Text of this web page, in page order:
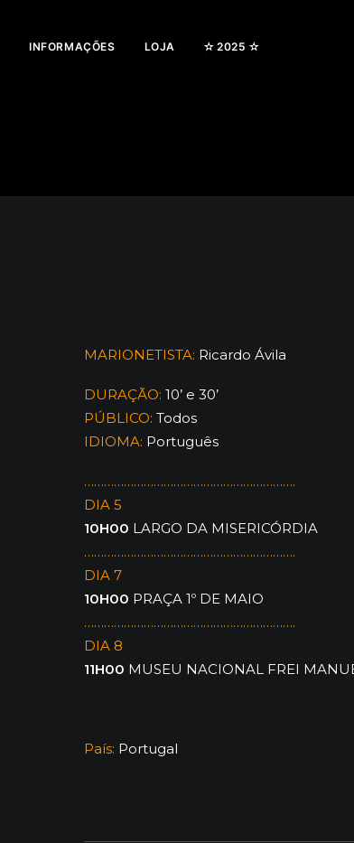
INFORMAÇÕES LOJA ✫ 2025 ✫
MARIONETISTA: Ricardo Ávila
DURAÇÃO: 10’ e 30’
PÚBLICO: Todos
IDIOMA: Português
……………………………………………………….
DIA 5
10H00 LARGO DA MISERICÓRDIA
……………………………………………………….
DIA 7
10H00 PRAÇA 1º DE MAIO
……………………………………………………….
DIA 8
11H00 MUSEU NACIONAL FREI
País: Portugal